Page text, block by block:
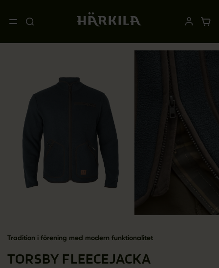
Tradition i förening med modern funktionalitet
TORSBY FLEECEJACKA